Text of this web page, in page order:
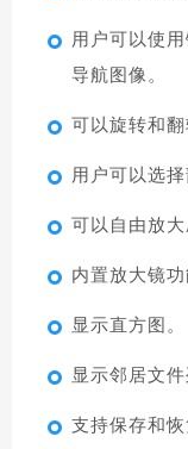
用户可以使
导航图像。
可以旋转和
用户可以选
可以自由放
内置放大镜
显示直方图。
显示邻居文
支持保存和